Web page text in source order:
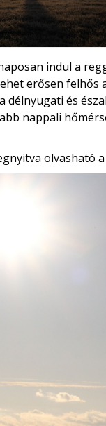
indul a
erősen felhős
délnyugati és
nappali
olvasható